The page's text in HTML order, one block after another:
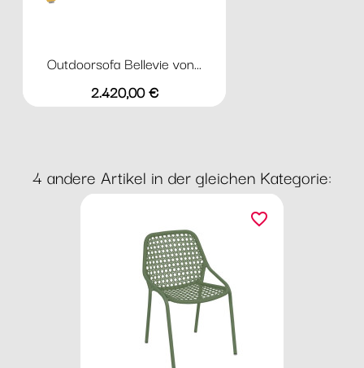
Outdoorsofa Bellevie von...
Preis
2.420,00 €
4 andere Artikel in der gleichen Kategorie:
favorite_border